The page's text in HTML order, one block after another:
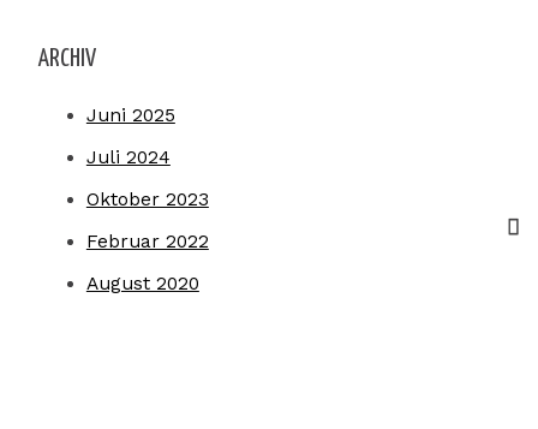
ARCHIV
Juni 2025
Juli 2024
Oktober 2023
Februar 2022
August 2020